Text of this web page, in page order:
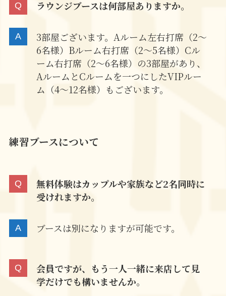
ラウンジブースは何部屋ありますか。
3部屋ございます。Aルーム左右打席（2～
6名様）Bルーム右打席（2～5名様）Cル
ーム右打席（2～6名様）の3部屋があり、
AルームとCルームを一つにしたVIPルー
ム（4～12名様）もございます。
練習ブースについて
無料体験はカップルや家族など2名同時に
受けれますか。
ブースは別になりますが可能です。
会員ですが、もう一人一緒に来店して見
学だけでも構いませんか。